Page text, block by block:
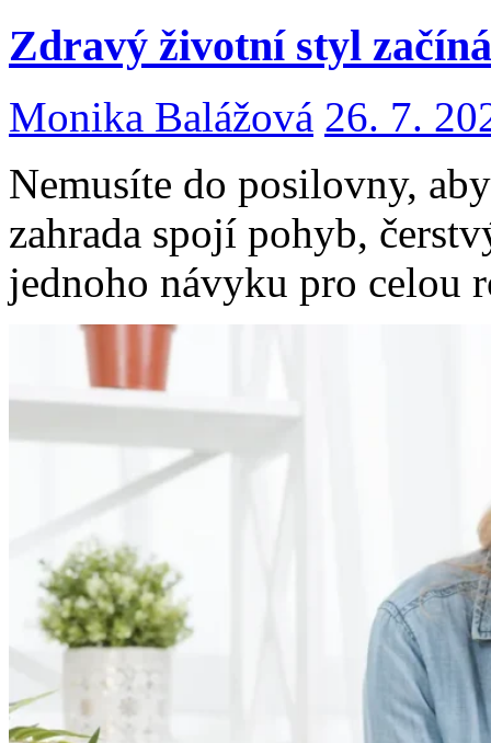
Zdravý životní styl
Monika Balážová 26. 7.
Nemusíte do posilovny,
zahrada spojí pohyb,
jednoho návyku pro celou